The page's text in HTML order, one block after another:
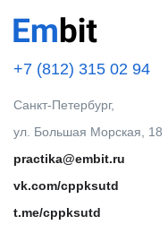
+7 (812) 315 02 94
Санкт-Петербург,
ул. Большая Морская, 18
practika@embit.ru
vk.com/cppksutd
t.me/cppksutd